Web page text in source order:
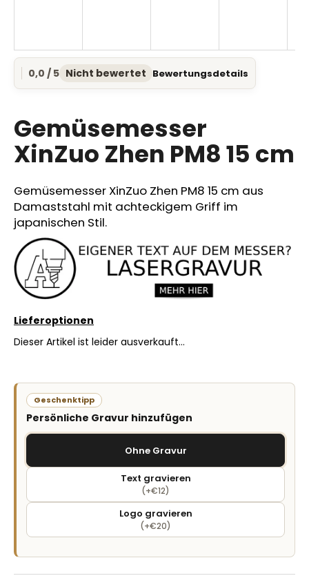
Die
durchschnittliche
ist
0,0
von
5
0,0 / 5 Nicht bewertet Bewertungsdetails
Gemüsemesser
XinZuo Zhen PM8 15 cm
Gemüsemesser XinZuo Zhen PM8 15 cm aus
Damaststahl mit achteckigem Griff im
japanischen Stil.
Lieferoptionen
Dieser Artikel ist leider ausverkauft…
Geschenktipp
Persönliche Gravur hinzufügen
Ohne Gravur
Text gravieren
(+€12)
Logo gravieren
(+€20)
SUCHEN
i
r
e
p
f
e
h
l
e
n